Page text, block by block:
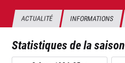
ACTUALITÉ INFORMATIONS
Statistiques de la saison